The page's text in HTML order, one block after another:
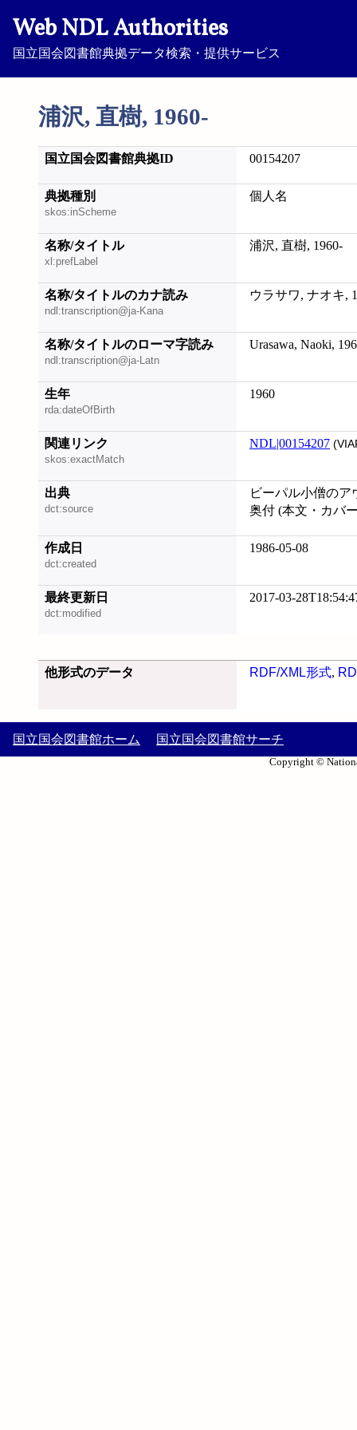
Web NDL Authorities
国立国会図書館典拠データ検索・提供サービス
浦沢, 直樹, 1960-
国立国会図書館典拠ID 00154207
典拠種別
skos:inScheme
個人名
名称/タイトル
xl:prefLabel
浦沢, 直樹, 1960-
名称/タイトルのカナ読み
ndl:transcription@ja-Kana
ウラサワ, ナオキ,
名称/タイトルのローマ字読み
ndl:transcription@ja-Latn
Urasawa, Naoki,
生年
rda:dateOfBirth
1960
関連リンク
skos:exactMatch
NDL|00154207
出典
dct:source
ビーパル小僧のア
奥付 (本文・カバ
作成日
dct:created
1986-05-08
最終更新日
dct:modified
2017-03-
他形式のデータ RDF/XML形式,
国立国会図書館ホーム 国立国会図書館サーチ
Copyright ©